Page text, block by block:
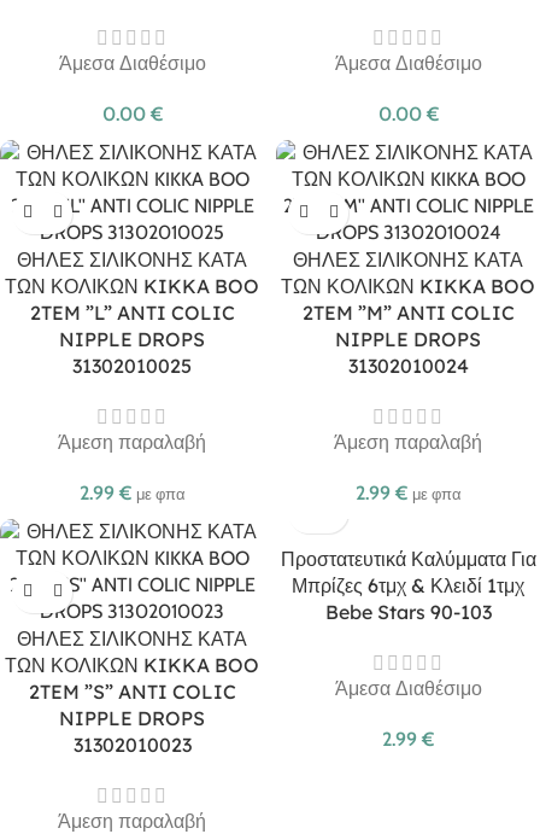
Άμεσα Διαθέσιμο
0.00 €
Άμεσα Διαθέσιμο
0.00 €
ΘΗΛΕΣ ΣΙΛΙΚΟΝΗΣ ΚΑΤΑ
ΤΩΝ ΚΟΛΙΚΩΝ KIKKA BOO
2TEM ”L” ANTI COLIC
NIPPLE DROPS
31302010025
Άμεση παραλαβή
2.99 € με φπα
ΘΗΛΕΣ ΣΙΛΙΚΟΝΗΣ ΚΑΤΑ
ΤΩΝ ΚΟΛΙΚΩΝ KIKKA BOO
2TEM ”M” ANTI COLIC
NIPPLE DROPS
31302010024
Άμεση παραλαβή
2.99 € με φπα
ΘΗΛΕΣ ΣΙΛΙΚΟΝΗΣ ΚΑΤΑ
ΤΩΝ ΚΟΛΙΚΩΝ KIKKA BOO
2TEM ”S” ANTI COLIC
NIPPLE DROPS
31302010023
Άμεση παραλαβή
Προστατευτικά Καλύμματα Για
Μπρίζες 6τμχ & Κλειδί 1τμχ
Bebe Stars 90-103
Άμεσα Διαθέσιμο
2.99 €